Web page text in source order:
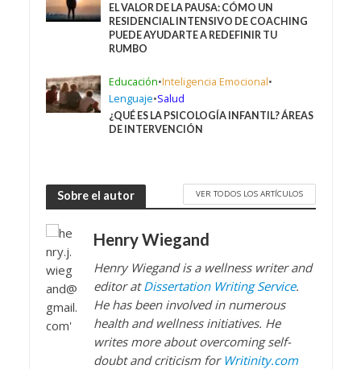
EL VALOR DE LA PAUSA: CÓMO UN
RESIDENCIAL INTENSIVO DE COACHING
PUEDE AYUDARTE A REDEFINIR TU
RUMBO
Educación•Inteligencia Emocional•
Lenguaje•Salud
¿QUÉ ES LA PSICOLOGÍA INFANTIL? ÁREAS
DE INTERVENCIÓN
Sobre el autor VER TODOS LOS ARTÍCULOS
Henry Wiegand
Henry Wiegand is a wellness writer and
editor atDissertation Writing Service.
He has been involved in numerous
health and wellness initiatives. He
writes more about overcoming self-
doubt and criticism for Writinity.com